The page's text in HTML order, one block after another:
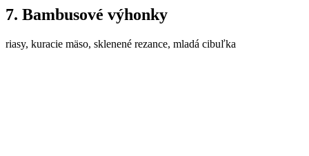
7. Bambusové výhonky
riasy, kuracie mäso, sklenené rezance, mladá cibuľka